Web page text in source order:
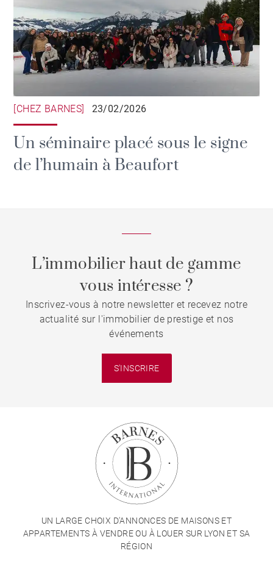
[CHEZ BARNES] 23/02/2026
Un séminaire placé sous le signe
de l’humain à Beaufort
L’immobilier haut de gamme
vous intéresse ?
Inscrivez-vous à notre newsletter et recevez notre
actualité sur l'immobilier de prestige et nos
événements
S'INSCRIRE
UN LARGE CHOIX D'ANNONCES DE MAISONS ET
APPARTEMENTS À VENDRE OU À LOUER SUR LYON ET SA
RÉGION